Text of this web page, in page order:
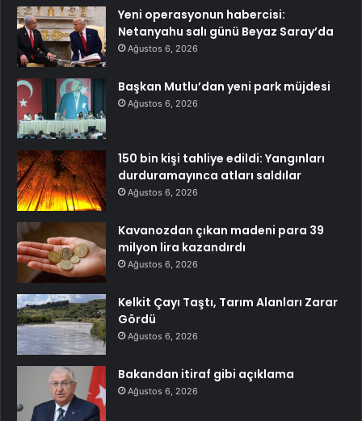
Yeni operasyonun habercisi:
Netanyahu salı günü Beyaz Saray’da
Ağustos 6, 2026
Başkan Mutlu’dan yeni park müjdesi
Ağustos 6, 2026
150 bin kişi tahliye edildi: Yangınları
durduramayınca atları saldılar
Ağustos 6, 2026
Kavanozdan çıkan madeni para 39
milyon lira kazandırdı
Ağustos 6, 2026
Kelkit Çayı Taştı, Tarım Alanları Zarar
Gördü
Ağustos 6, 2026
Bakandan itiraf gibi açıklama
Ağustos 6, 2026